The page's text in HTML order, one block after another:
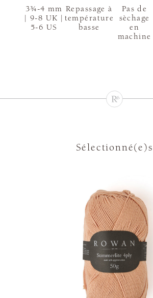
3¾-4 mm
| 9-8 UK |
5-6 US
Repassage à
température
basse
Pas de
sèchage
en
machine
Sélectionné(e)s